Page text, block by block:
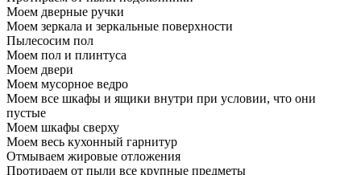
Моем дверные ручки
Моем зеркала и зеркальные поверхности
Пылесосим пол
Моем пол и плинтуса
Моем двери
Моем мусорное ведро
Моем все шкафы и ящики внутри при условии, что они
пустые
Моем шкафы сверху
Моем весь кухонный гарнитур
Отмываем жировые отложения
Протираем от пыли все крупные предметы